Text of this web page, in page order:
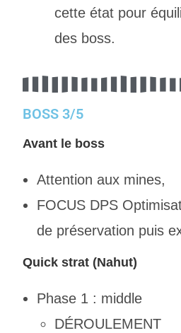
cette état pour
des boss.
BOSS 3/5
Avant le boss
Attention aux mines,
FOCUS DPS
de préservation puis
Quick strat (Nahut)
Phase 1 : middle
DÉROULEMENT